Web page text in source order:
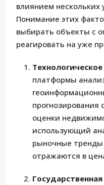
влиянием
Понимание этих
выбирать объекты с
реагировать на уже
платформы
оценки
использующий
рыночные
отражаются в